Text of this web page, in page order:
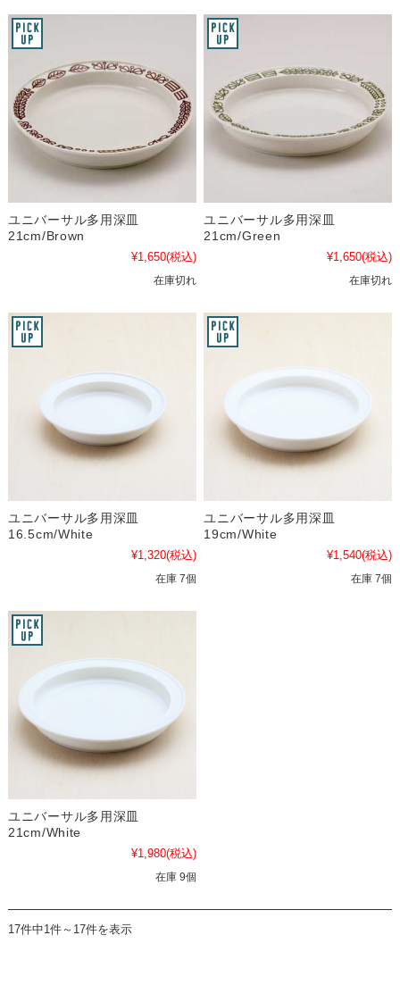
ユニバーサル多用深皿
21cm/Brown
¥1,650(税込)
在庫切れ
ユニバーサル多用深皿
21cm/Green
¥1,650(税込)
在庫切れ
ユニバーサル多用深皿
16.5cm/White
¥1,320(税込)
在庫 7個
ユニバーサル多用深皿
19cm/White
¥1,540(税込)
在庫 7個
ユニバーサル多用深皿
21cm/White
¥1,980(税込)
在庫 9個
17件中1件～17件を表示